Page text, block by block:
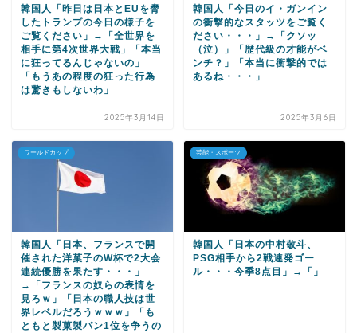
韓国人「昨日は日本とEUを脅
したトランプの今日の様子を
ご覧ください」→「全世界を
相手に第4次世界大戦」「本当
に狂ってるんじゃないの」
「もうあの程度の狂った行為
は驚きもしないわ」
2025年3月14日
韓国人「今日のイ・ガンイン
の衝撃的なスタッツをご覧く
ださい・・・」→「クソッ
（泣）」「歴代級の才能がベ
ンチ？」「本当に衝撃的では
あるね・・・」
2025年3月6日
ワールドカップ
韓国人「日本、フランスで開
催された洋菓子のW杯で2大会
連続優勝を果たす・・・」
→「フランスの奴らの表情を
見ろｗ」「日本の職人技は世
界レベルだろうｗｗｗ」「も
ともと製菓製パン1位を争うの
芸能・スポーツ
韓国人「日本の中村敬斗、
PSG相手から2戦連発ゴー
ル・・・今季8点目」→「」